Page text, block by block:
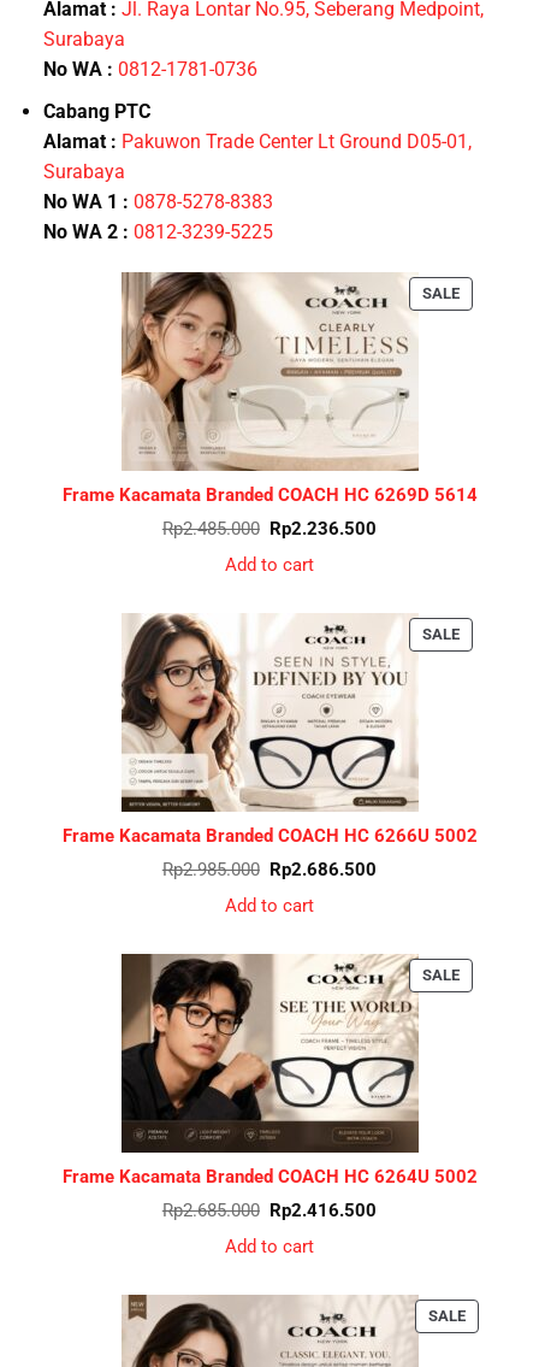
Alamat : Jl. Raya Lontar No.95, Seberang Medpoint,
Surabaya
No WA : 0812-1781-0736
Cabang PTC
Alamat : Pakuwon Trade Center Lt Ground D05-01,
Surabaya
No WA 1 : 0878-5278-8383
No WA 2 : 0812-3239-5225
SALEPRODUCT
ON
Frame Kacamata Branded COACH HC 6269D 5614
Rp2.485.000 Original
price
was:
Rp2.485.000.
Rp2.236.500
Add to cart
SALEPRODUCT
ON
Frame Kacamata Branded COACH HC 6266U 5002
Rp2.985.000 Original
price
was:
Rp2.985.000.
Rp2.686.500
Add to cart
SALEPRODUCT
ON
Frame Kacamata Branded COACH HC 6264U 5002
Rp2.685.000 Original
price
was:
Rp2.685.000.
Rp2.416.500
Add to cart
SALEPRODUCT
ON